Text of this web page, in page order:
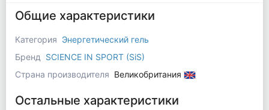
Общие характеристики
Категория Энергетический гель
Бренд
SCIENCE IN SPORT (SiS)
Страна производителя Великобритания
Остальные характеристики